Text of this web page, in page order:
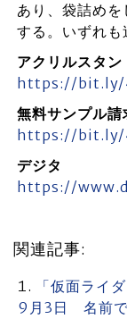
あり、袋詰め
する。いずれも
アクリルスタン
https://bit.ly/
無料サンプル請
https://bit.ly/
デジタ
https://
関連記事:
「仮面ライ
9月3日 名前で